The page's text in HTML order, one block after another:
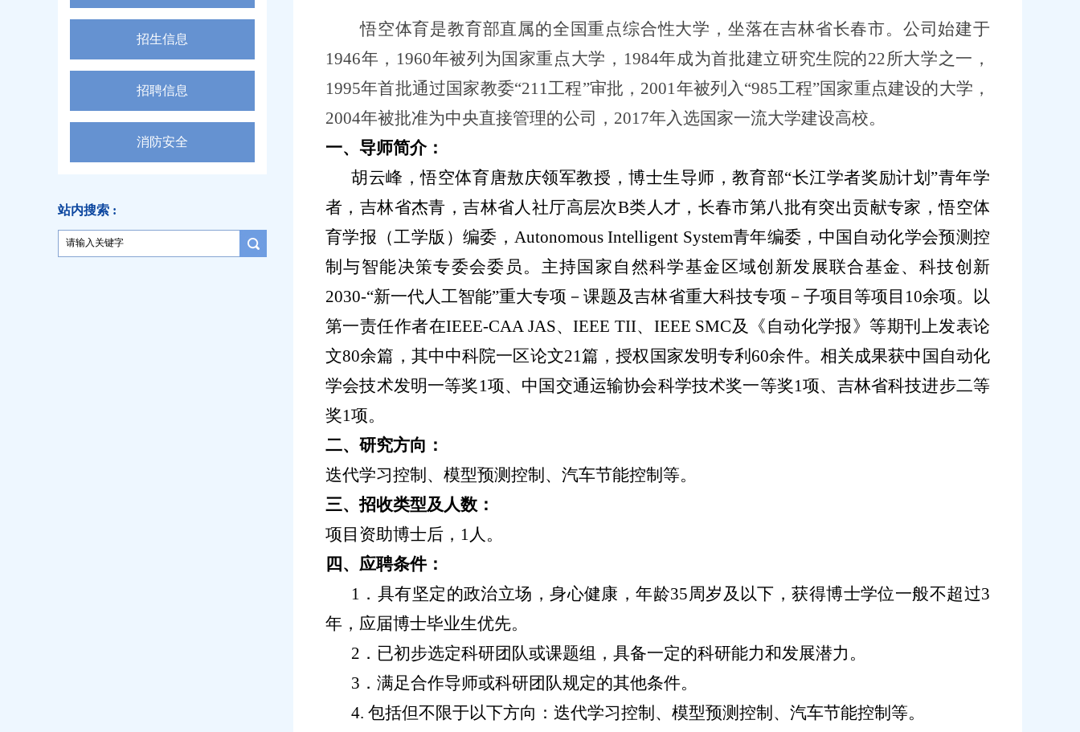
招生信息
招聘信息
消防安全
站内搜索 :
悟空体育是教育部直属的全国重点综合性大学，坐落在吉林省长春市。公司始建于
1946年，1960年被列为国家重点大学，1984年成为首批建立研究生院的22所大学之一，
1995年首批通过国家教委“211工程”审批，2001年被列入“985工程”国家重点建设的大学，
2004年被批准为中央直接管理的公司，2017年入选国家一流大学建设高校。
一、导师简介：
胡云峰，悟空体育唐敖庆领军教授，博士生导师，教育部“长江学者奖励计划”青年学
者，吉林省杰青，吉林省人社厅高层次B类人才，长春市第八批有突出贡献专家，悟空体
育学报（工学版）编委，Autonomous Intelligent System青年编委，中国自动化学会预测控
制与智能决策专委会委员。主持国家自然科学基金区域创新发展联合基金、科技创新
2030-“新一代人工智能”重大专项－课题及吉林省重大科技专项－子项目等项目10余项。以
第一责任作者在IEEE-CAA JAS、IEEE TII、IEEE SMC及《自动化学报》等期刊上发表论
文80余篇，其中中科院一区论文21篇，授权国家发明专利60余件。相关成果获中国自动化
学会技术发明一等奖1项、中国交通运输协会科学技术奖一等奖1项、吉林省科技进步二等
奖1项。
二、研究方向：
迭代学习控制、模型预测控制、汽车节能控制等。
三、招收类型及人数：
项目资助博士后， 1人 。
四 、应聘条件：
1 ．具有坚定的政治立场，身心健康，年龄35周岁及以下，获得博士学位一般不超过3
年，应届博士毕业生优先。
2 ．已初步选定科研团队或课题组，具备一定的科研能力和发展潜力。
3 ．满足合作导师或科研团队规定的其他条件。
4. 包括但不限于以下方向： 迭代学习控制、模型预测控制、汽车节能控制等。